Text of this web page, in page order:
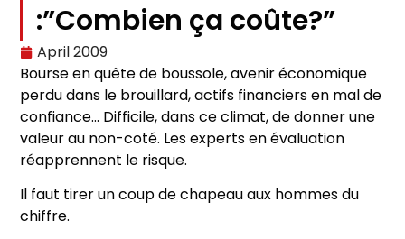
:”Combien ça coûte?”
April 2009
Bourse en quête de boussole, avenir économique
perdu dans le brouillard, actifs financiers en mal de
confiance… Difficile, dans ce climat, de donner une
valeur au non-coté. Les experts en évaluation
réapprennent le risque.
Il faut tirer un coup de chapeau aux hommes du
chiffre.